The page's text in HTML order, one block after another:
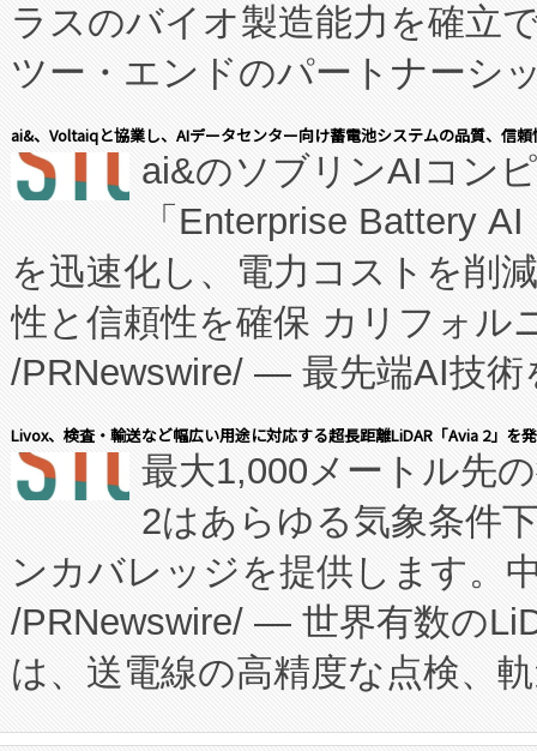
ラスのバイオ製造能力を確立
ツー・エンドのパートナーシ
表しました。 同社の実績ある
manufacturing™ (FCCM™) プ
たNeXは、バイオ医薬品製造
従来のフェッドバッチ施設の
に、患者やサプライチェーン
キー方式で拡張性が高く、持
す。FCCM‑を活用した現地生
患者にとっての費用負担を大
のアクセスを大幅に拡大する
Fully-Connected Continuous
プログラムには、施設設計・
に関する技術移転および知的
構造化トレーニングカリキュ
ai&、Voltaiqと協業し、AIデータセンター向け蓄電池システムの品質、信
ai&のソブリンAIコン
「Enterprise Battery
を迅速化し、電力コストを削
性と信頼性を確保 カリフォル
/PRNewswire/ — 最先端AI技術
会社エーアイ・アンド：本社
President原信平）と、エンタ
ードするVoltaiqは、日本にあ
ーエネルギー貯蔵システム（
た。 Voltaiq独自のAI搭載プラ
定、統合、導入、運用に至る
安全性を追跡し、確保する事
Livox、検査・輸送など幅広い用途に対応する超長距離LiDAR「Avia 2」を
最大1,000メートル先
2はあらゆる気象条件
ンカバレッジを提供します。
/PRNewswire/ — 世界有数の
は、送電線の高精度な点検、
や穀物倉庫におけるバルク材